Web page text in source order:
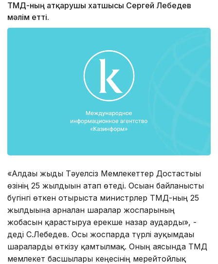
ТМД-ның атқарушы хатшысы Сергей Лебедев
мәлім етті.
«Алдағы жыды Тәуелсіз Мемлекеттер Достастығы
өзінің 25 жылдығын атап өтеді. Осыған байланысты
бүгінгі өткен отырыста министрлер ТМД-ның 25
жылдығына арналған шаралар жоспарының
жобасын қарастыруға ерекше назар аударды», -
деді С.Лебедев. Осы жоспарда түрлі ауқымдағы
шараларды өткізу қамтылмақ. Оның аясында ТМД
мемлекет басшылары кеңесінің мерейтойлық